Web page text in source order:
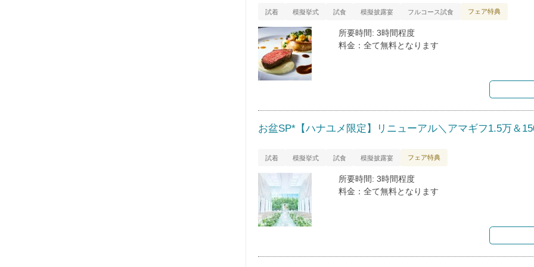
試着 模擬挙式 試食 模擬披露宴 フルコース試食 フェア特典
所要時間: 3時間程度
料金：全て無料となります
お盆SP*【ハナユメ限定】リニューアル＼アマギフ1.5万＆
試着 模擬挙式 試食 模擬披露宴 フェア特典
所要時間: 3時間程度
料金：全て無料となります